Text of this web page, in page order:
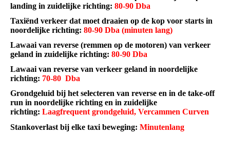
landing in zuidelijke richting: 80-90 Dba
Taxiënd verkeer dat moet draaien op de kop voor starts in
noordelijke richting: 80-90 Dba (minuten lang)
Lawaai van reverse (remmen op de motoren) van verkeer
geland in zuidelijke richting: 80-90 Dba
Lawaai van reverse van verkeer geland in noordelijke
richting: 70-80 Dba
Grondgeluid bij het selecteren van reverse en in de take-off
run in noordelijke richting en in zuidelijke
richting: Laagfrequent grondgeluid, Vercammen Curven
Stankoverlast bij elke taxi beweging: Minutenlang